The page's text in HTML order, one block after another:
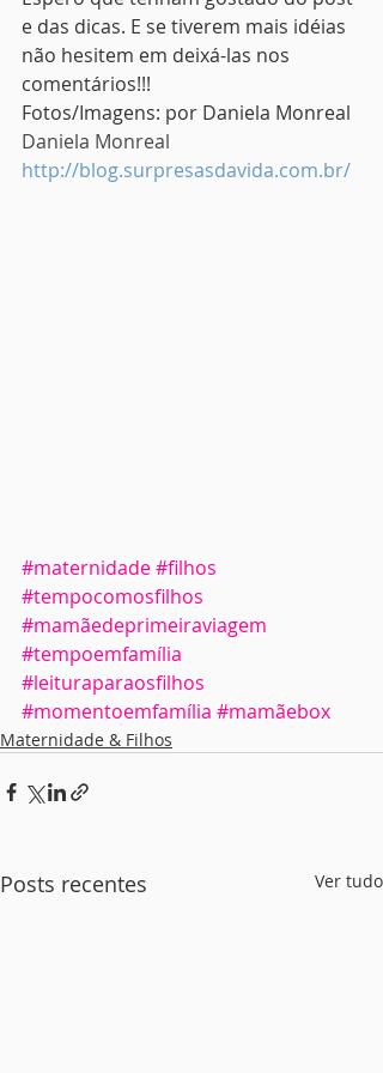
e das dicas. E se tiverem mais idéias
não hesitem em deixá-las nos
comentários!!!
Fotos/Imagens: por Daniela Monreal
Daniela Monreal
http://blog.surpresasdavida.com.br/
#maternidade#filhos
#tempocomosfilhos
#mamãedeprimeiraviagem
#tempoemfamília
#leituraparaosfilhos
#momentoemfamília #mamãebox
Maternidade & Filhos
Posts recentes Ver tudo